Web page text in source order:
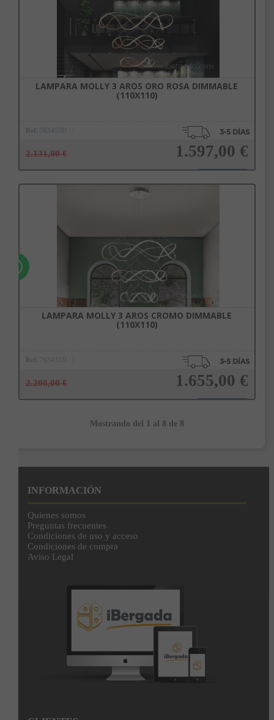
LAMPARA MOLLY 3 AROS ORO ROSA DIMMABLE
(110X110)
Ref. 763455D
2.131,00 € 1.597,00 €
LAMPARA MOLLY 3 AROS CROMO DIMMABLE
(110X110)
Ref. 763431D
2.208,00 € 1.655,00 €
Añadir a la cesta
Mostrando del 1 al 8 de 8
Correo*
Enviar
Al unirte expresas tu consentimiento para recibir comunicaciones comerciales de
IBERGADA. Puedes cancelar tu suscripción en cualquier momento. Consulta nuestra
Política de Privacidad para más información.
INFORMACIÓN
Quienes somos
Preguntas frecuentes
Condiciones de uso y acceso
Condiciones de compra
Aviso Legal